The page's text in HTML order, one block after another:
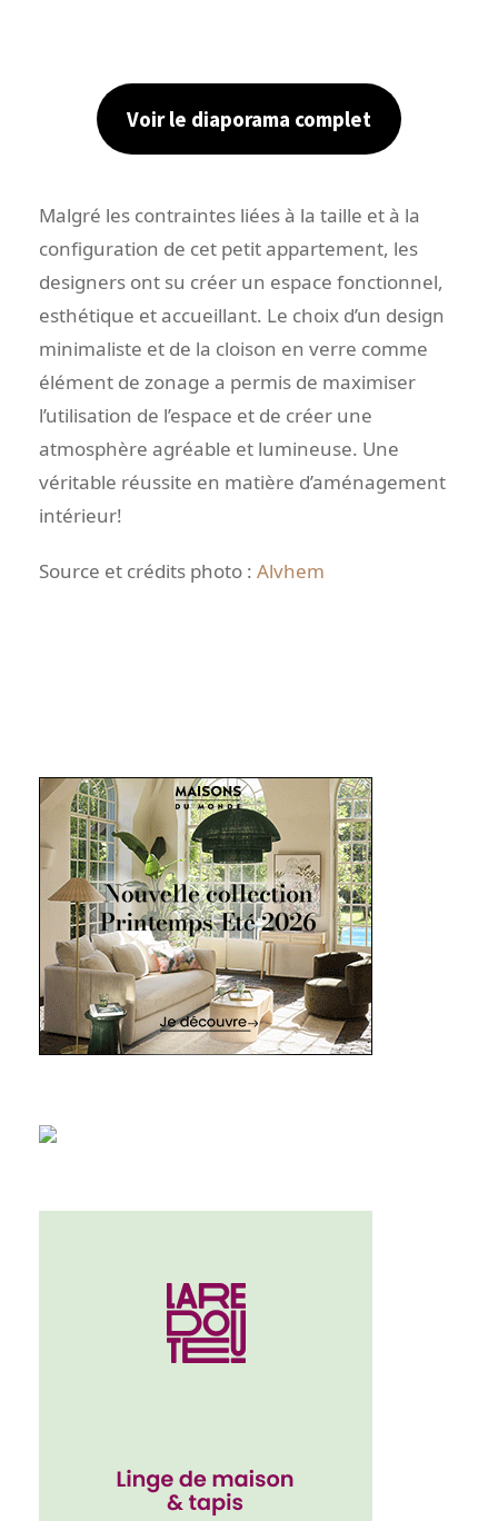
Voir le diaporama complet
Malgré les contraintes liées à la taille et à la
configuration de cet petit appartement, les
designers ont su créer un espace fonctionnel,
esthétique et accueillant. Le choix d’un design
minimaliste et de la cloison en verre comme
élément de zonage a permis de maximiser
l’utilisation de l’espace et de créer une
atmosphère agréable et lumineuse. Une
véritable réussite en matière d’aménagement
intérieur!
Source et crédits photo : Alvhem